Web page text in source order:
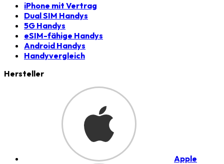
iPhone mit Vertrag
Dual SIM Handys
5G Handys
eSIM-fähige Handys
Android Handys
Handyvergleich
Hersteller
Apple